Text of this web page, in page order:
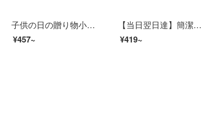
子供の日の贈り物小学生から四年生の入門回路セット物理電気実験セット電磁気学実験箱簡単回路科学実験箱アップグレード版小学校電磁気学実験箱
¥457~
【当日翌日達】簡潔純綿布団カバーシングル布団布団布団布団ベッド用品家庭紡績全綿学生寮シングル1.5 m 152*218 cmアコード（小さい布団カバー）
¥419~